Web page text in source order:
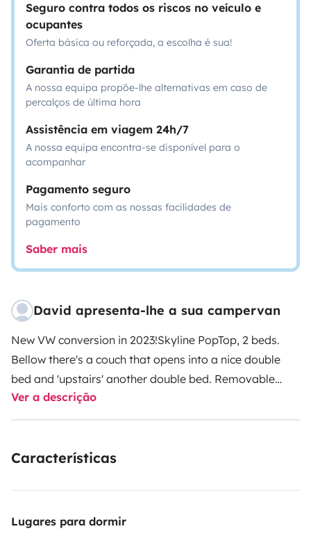
Seguro contra todos os riscos no veículo e
ocupantes
Oferta básica ou reforçada, a escolha é sua!
Garantia de partida
A nossa equipa propõe-lhe alternativas em caso de
percalços de última hora
Assistência em viagem 24h/7
A nossa equipa encontra-se disponível para o
acompanhar
Pagamento seguro
Mais conforto com as nossas facilidades de
pagamento
Saber mais
David apresenta-lhe a sua campervan
New VW conversion in 2023!Skyline PopTop, 2 beds.
Bellow there's a couch that opens into a nice double
bed and 'upstairs' another double bed. Removable
table, hidding before driver seat.
powered both from the solar panel and van when
portable gas stove, cooking and eating utencils,
Ver a descrição
Características
Lugares para dormir